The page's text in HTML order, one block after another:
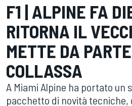
F1 | ALPINE FA
RITORNA IL
METTE DA
COLLASSA
A Miami Alpine ha portato un
pacchetto di novità tecniche,